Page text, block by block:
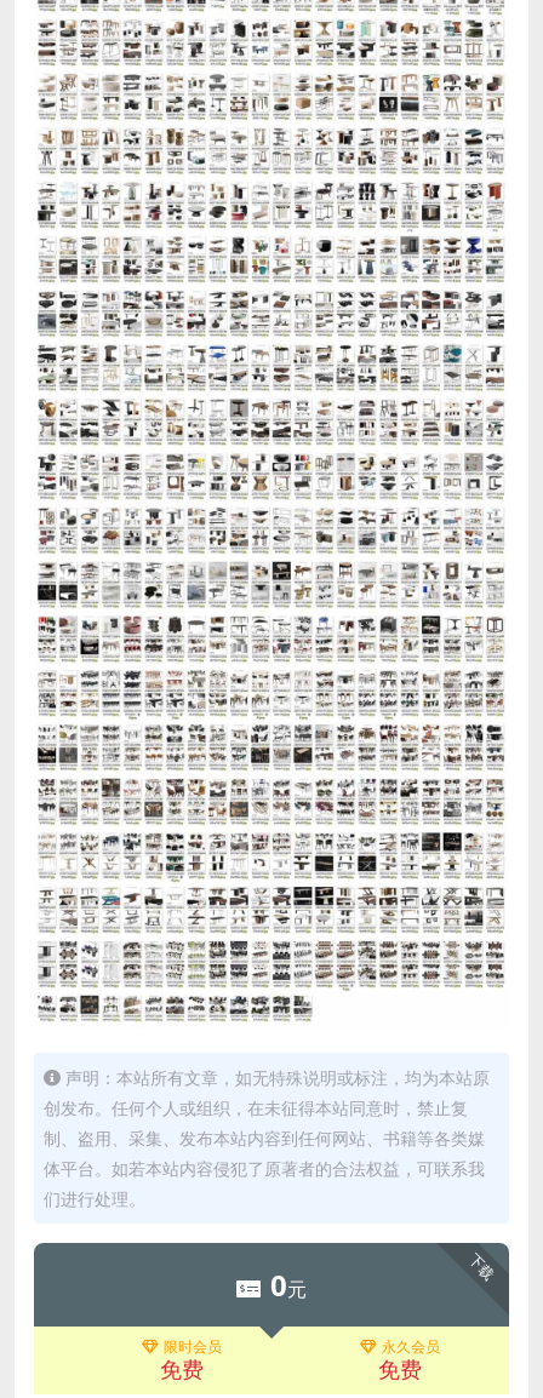
声明：本站所有文章，如无特殊说明或标注，均为本站原
创发布。任何个人或组织，在未征得本站同意时，禁止复
制、盗用、采集、发布本站内容到任何网站、书籍等各类媒
体平台。如若本站内容侵犯了原著者的合法权益，可联系我
们进行处理。
下载
0元
限时会员
免费
永久会员
免费